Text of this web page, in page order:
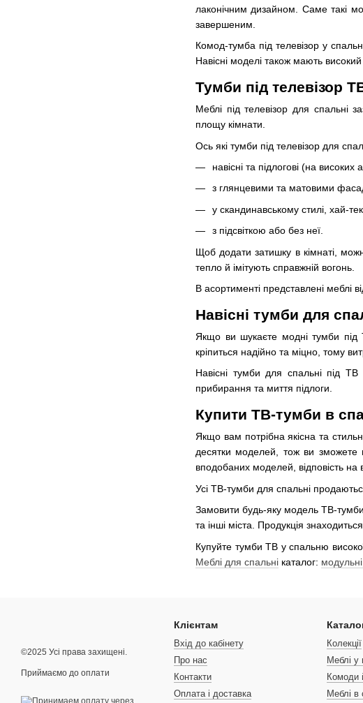
лаконічним дизайном. Саме такі
завершеним.
Комод-тумба під телевізор у
Навісні моделі також мають
Тумби під телевізор
Меблі під телевізор для спальні
площу кімнати.
Ось які тумби під телевізор для
навісні та підлогові (на високих
з глянцевими та матовими
у скандинавському стилі, хай-
з підсвіткою або без неї.
Щоб додати затишку в кімнаті,
тепло й імітують справжній вогонь.
В асортименті представлені меблі
Навісні тумби для
Якщо ви шукаєте модні тумби під
кріпиться надійно та міцно, тому
Навісні тумби для спальні під ТВ
прибирання та миття підлоги.
Купити ТВ-тумби в
Якщо вам потрібна якісна та
десятки моделей, тож ви зможете
вподобаних моделей, відповість на
Усі ТВ-тумби для спальні
Замовити будь-яку модель ТВ-тумби
та інші міста. Продукція
Купуйте тумби ТВ у спальню
Меблі для спальні каталог:
©2025 Усі права захищені.
Приймаємо до оплати
Клієнтам
Вхід до кабінету
Про нас
Контакти
Оплата і доставка
Колекції
Меблі у
Комоди
Меблі